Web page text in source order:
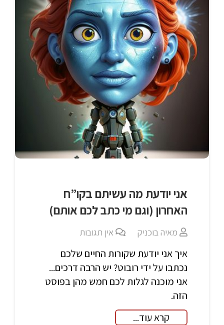
אני יודעת מה עשיתם בקו”ח
האחרון (וגם מי כתב לכם אותם)
מאיה בוכניק אין תגובות
איך אני יודעת שקורות החיים שלכם
נכתבו על ידי רובוט? יש הרבה דרכים...
אני מוכנה לגלות לכם חמש מהן בפוסט
הזה.
קרא עוד...